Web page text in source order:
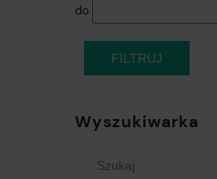
do
FILTRUJ
Wyszukiwarka